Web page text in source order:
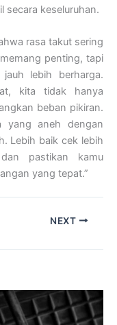
secara keseluruhan.
rasa takut sering
penting, tapi
lebih berharga.
kita tidak hanya
beban pikiran.
yang aneh dengan
Lebih baik cek lebih
pastikan kamu
yang tepat.”
NEXT